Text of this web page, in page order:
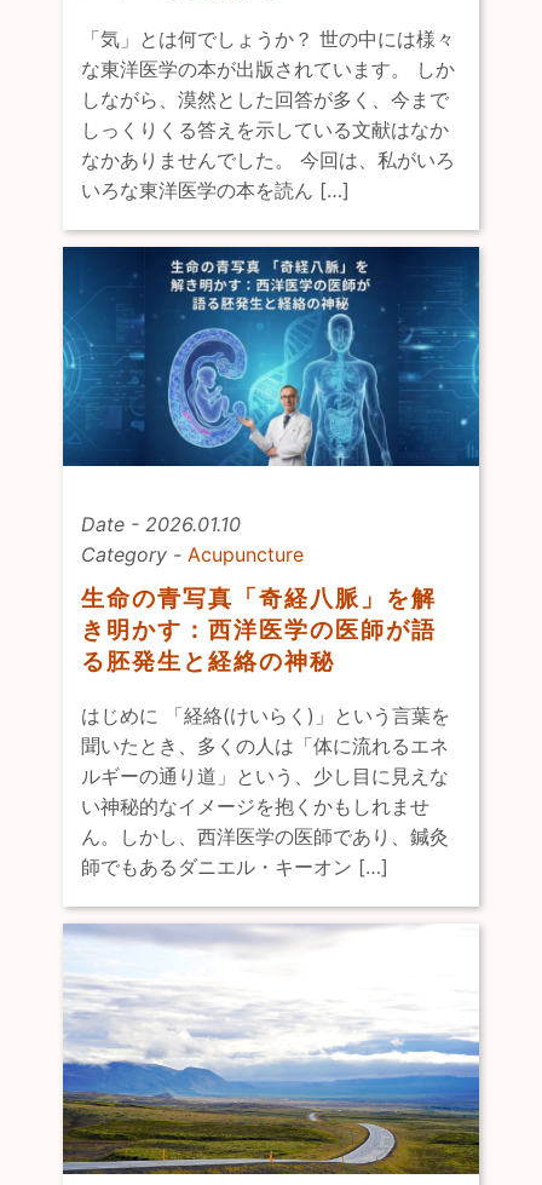
「気」とは何でしょうか？ 世の中には様々
な東洋医学の本が出版されています。 しか
しながら、漠然とした回答が多く、今まで
しっくりくる答えを示している文献はなか
なかありませんでした。 今回は、私がいろ
いろな東洋医学の本を読ん […]
Date - 2026.01.10
Category - Acupuncture
生命の青写真「奇経八脈」を解
き明かす：西洋医学の医師が語
る胚発生と経絡の神秘
はじめに 「経絡(けいらく)」という言葉を
聞いたとき、多くの人は「体に流れるエネ
ルギーの通り道」という、少し目に見えな
い神秘的なイメージを抱くかもしれませ
ん。しかし、西洋医学の医師であり、鍼灸
師でもあるダニエル・キーオン […]